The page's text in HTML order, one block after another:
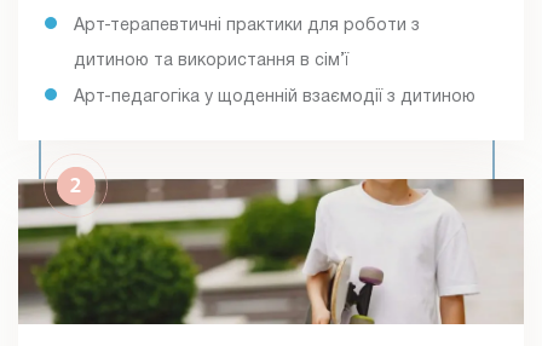
Арт-терапевтичні практики для роботи з
дитиною та використання в сім’ї
Арт-педагогіка у щоденній взаємодії з дитиною